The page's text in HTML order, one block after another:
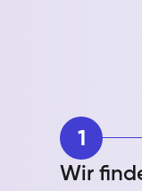
1
Wir